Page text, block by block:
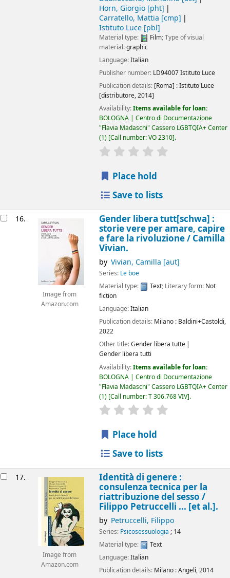
Horn, Giorgio[pht]
Carratello, Mattia [cmp]
Istituto Luce[pbl]
Material type: Film; Type of visual
material:graphic
Language:Italian
Publisher number: LD94007 Istituto Luce
Publication details: [Roma] :Istituto Luce
[distributore,2014]
Availability:Items available for loan:
BOLOGNA | Centro di Documentazione
"Flavia Madaschi" Cassero LGBTQIA+ Center
(1) Call number:VO 2310 .
star rating
Place hold
Save to lists
16.
Image from
Amazon.com
Gender libera tutt[schwa] :
storie vere per amare, capire
e fare la rivoluzione / Camilla
Vivian.
by Vivian, Camilla [aut]
Series: Le boe
Material type:
Text; Literary form: Not
fiction
Language:Italian
Publication details: Milano : Baldini+Castoldi,
2022
Other title:Gender libera tutte
Gender libera tutti
Availability:Items available for loan:
BOLOGNA | Centro di Documentazione
"Flavia Madaschi" Cassero LGBTQIA+ Center
(1) Call number:T 306.768 VIV .
star rating
Place hold
Save to lists
17.
Image from
Amazon.com
Identità di genere :
consulenza tecnica per la
riattribuzione del sesso /
Filippo Petruccelli ... [et al.].
by Petruccelli, Filippo
Series: Psicosessuologia ; 14
Material type:
Text
Language:Italian
Publication details: Milano :Angeli,2014